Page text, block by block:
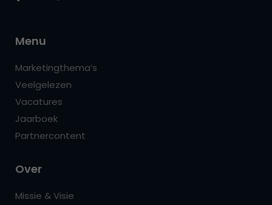
Menu
Marketingthema’s
Veelgelezen
Vacatures
Jaarboek
Partnercontent
Over
Missie & Visie